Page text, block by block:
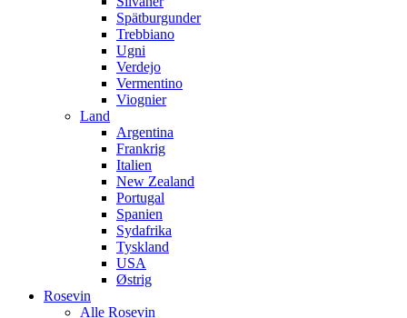
Spätburgunder
Trebbiano
Ugni
Verdejo
Vermentino
Viognier
Land
Argentina
Frankrig
Italien
New Zealand
Portugal
Spanien
Sydafrika
Tyskland
USA
Østrig
Rosevin
Alle Rosevin